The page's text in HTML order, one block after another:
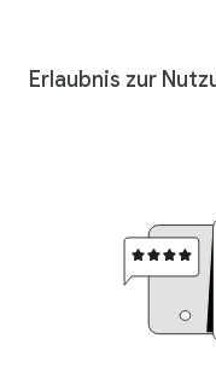
Erlaubnis zur